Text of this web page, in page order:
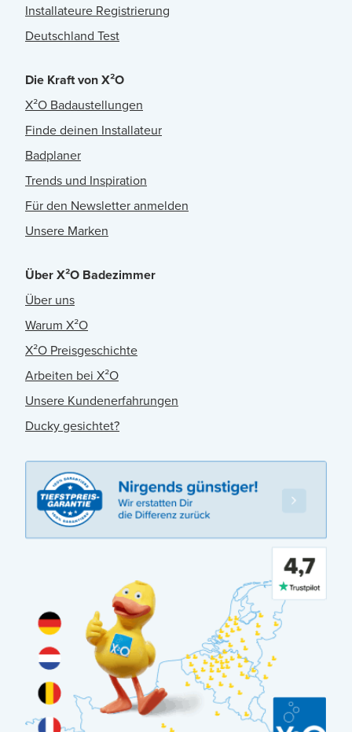
Installateure Registrierung
Deutschland Test
Die Kraft von X²O
X²O Badaustellungen
Finde deinen Installateur
Badplaner
Trends und Inspiration
Für den Newsletter anmelden
Unsere Marken
Über X²O Badezimmer
Über uns
Warum X²O
X²O Preisgeschichte
Arbeiten bei X²O
Unsere Kundenerfahrungen
Ducky gesichtet?